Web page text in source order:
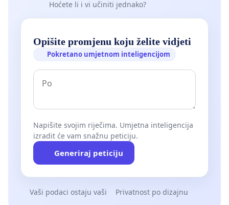
Hoćete li i vi učiniti jednako?
Opišite promjenu koju želite vidjeti
Pokretano umjetnom inteligencijom
Napišite svojim riječima. Umjetna inteligencija
izradit će vam snažnu peticiju.
Generiraj peticiju
Vaši podaci ostaju vaši Privatnost po dizajnu